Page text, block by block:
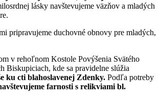
lásky navštevujeme väzňov a mladých
pripravujeme duchovné obnovy pre mladých,
v rehoľnom Kostole Povýšenia Svätého
Biskupiciach, kde sa pravidelne slúžia
ku cti blahoslavenej Zdenky. Podľa potreby
farnosti s relikviami bl.